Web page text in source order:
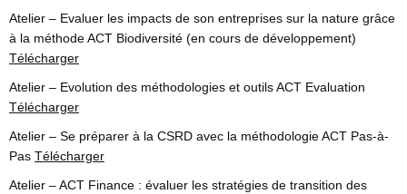
Atelier – Evaluer les impacts de son entreprises sur la nature grâce
à la méthode ACT Biodiversité (en cours de développement)
Télécharger
Atelier – Evolution des méthodologies et outils ACT Evaluation
Télécharger
Atelier – Se préparer à la CSRD avec la méthodologie ACT Pas-à-
Pas Télécharger
Atelier – ACT Finance : évaluer les stratégies de transition des